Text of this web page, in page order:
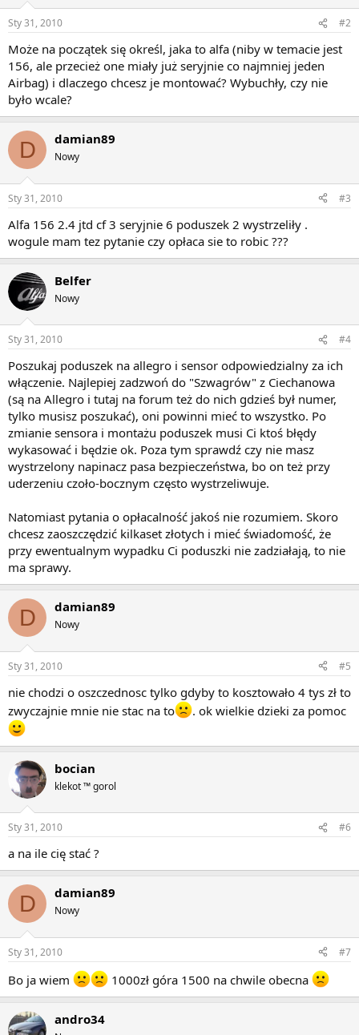
Sty 31, 2010 #2
Może na początek się określ, jaka to alfa (niby w temacie jest
156, ale przecież one miały już seryjnie co najmniej jeden
Airbag) i dlaczego chcesz je montować? Wybuchły, czy nie
było wcale?
D damian89
Nowy
Sty 31, 2010 #3
Alfa 156 2.4 jtd cf 3 seryjnie 6 poduszek 2 wystrzeliły .
wogule mam tez pytanie czy opłaca sie to robic ???
Belfer
Nowy
Sty 31, 2010 #4
Poszukaj poduszek na allegro i sensor odpowiedzialny za ich
włączenie. Najlepiej zadzwoń do "Szwagrów" z Ciechanowa
(są na Allegro i tutaj na forum też do nich gdzieś był numer,
tylko musisz poszukać), oni powinni mieć to wszystko. Po
zmianie sensora i montażu poduszek musi Ci ktoś błędy
wykasować i będzie ok. Poza tym sprawdź czy nie masz
wystrzelony napinacz pasa bezpieczeństwa, bo on też przy
uderzeniu czoło-bocznym często wystrzeliwuje.
Natomiast pytania o opłacalność jakoś nie rozumiem. Skoro
chcesz zaoszczędzić kilkaset złotych i mieć świadomość, że
przy ewentualnym wypadku Ci poduszki nie zadziałają, to nie
ma sprawy.
D damian89
Nowy
Sty 31, 2010 #5
nie chodzi o oszczednosc tylko gdyby to kosztowało 4 tys zł to
zwyczajnie mnie nie stac na to
. ok wielkie dzieki za pomoc
bocian
klekot ™ gorol
Sty 31, 2010 #6
a na ile cię stać ?
D damian89
Nowy
Sty 31, 2010 #7
Bo ja wiem 1000zł góra 1500 na chwile obecna
andro34